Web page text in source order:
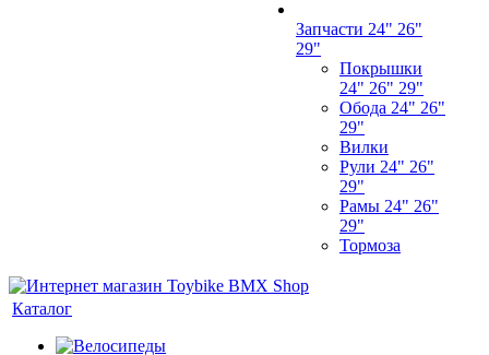
Запчасти 24" 26"
29"
Покрышки
24" 26" 29"
Обода 24" 26"
29"
Вилки
Рули 24" 26"
29"
Рамы 24" 26"
29"
Тормоза
Каталог